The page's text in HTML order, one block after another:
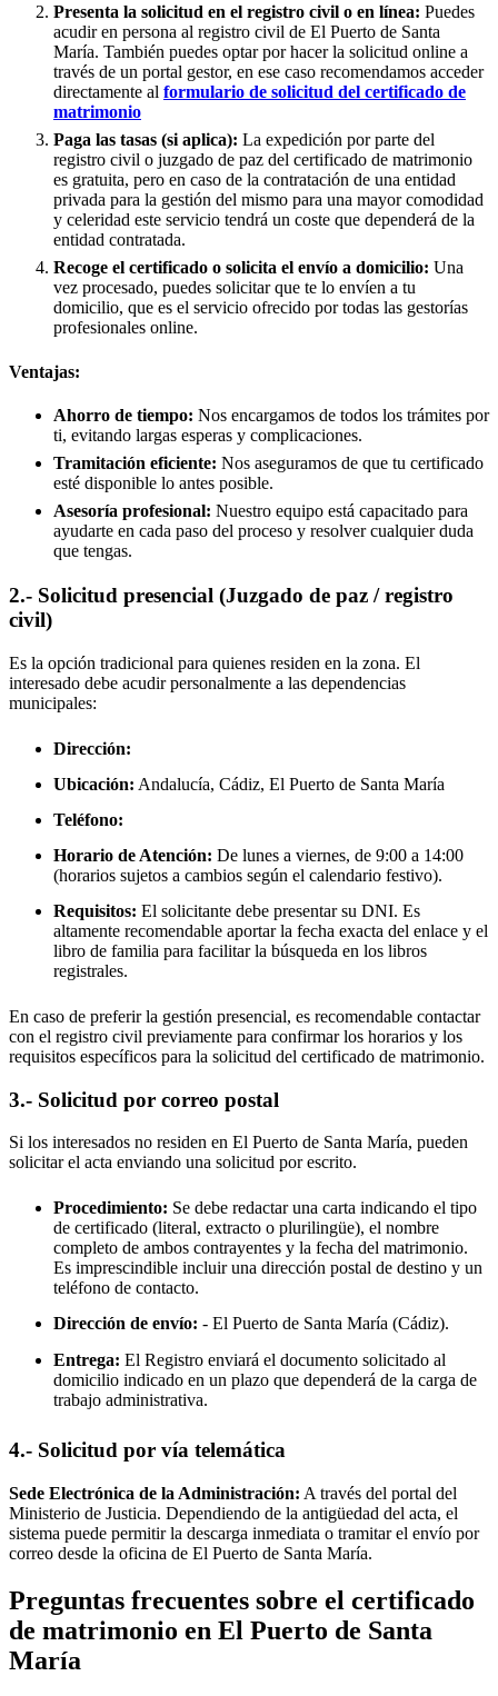
Presenta la solicitud en el registro civil o en línea: Puedes
acudir en persona al registro civil de El Puerto de Santa
María. También puedes optar por hacer la solicitud online a
través de un portal gestor, en ese caso recomendamos acceder
directamente al formulario de solicitud del certificado de
matrimonio
Paga las tasas (si aplica): La expedición por parte del
registro civil o juzgado de paz del certificado de matrimonio
es gratuita, pero en caso de la contratación de una entidad
privada para la gestión del mismo para una mayor comodidad
y celeridad este servicio tendrá un coste que dependerá de la
entidad contratada.
Recoge el certificado o solicita el envío a domicilio: Una
vez procesado, puedes solicitar que te lo envíen a tu
domicilio, que es el servicio ofrecido por todas las gestorías
profesionales online.
Ventajas:
Ahorro de tiempo: Nos encargamos de todos los trámites por
ti, evitando largas esperas y complicaciones.
Tramitación eficiente: Nos aseguramos de que tu certificado
esté disponible lo antes posible.
Asesoría profesional: Nuestro equipo está capacitado para
ayudarte en cada paso del proceso y resolver cualquier duda
que tengas.
2.- Solicitud presencial (Juzgado de paz / registro
civil)
Es la opción tradicional para quienes residen en la zona. El
interesado debe acudir personalmente a las dependencias
municipales:
Dirección:
Ubicación: Andalucía, Cádiz, El Puerto de Santa María
Teléfono:
Horario de Atención: De lunes a viernes, de 9:00 a 14:00
(horarios sujetos a cambios según el calendario festivo).
Requisitos: El solicitante debe presentar su DNI. Es
altamente recomendable aportar la fecha exacta del enlace y el
libro de familia para facilitar la búsqueda en los libros
registrales.
En caso de preferir la gestión presencial, es recomendable contactar
con el registro civil previamente para confirmar los horarios y los
requisitos específicos para la solicitud del certificado de matrimonio.
3.- Solicitud por correo postal
Si los interesados no residen en El Puerto de Santa María, pueden
solicitar el acta enviando una solicitud por escrito.
Procedimiento: Se debe redactar una carta indicando el tipo
de certificado (literal, extracto o plurilingüe), el nombre
completo de ambos contrayentes y la fecha del matrimonio.
Es imprescindible incluir una dirección postal de destino y un
teléfono de contacto.
Dirección de envío: - El Puerto de Santa María (Cádiz).
Entrega: El Registro enviará el documento solicitado al
domicilio indicado en un plazo que dependerá de la carga de
trabajo administrativa.
4.- Solicitud por vía telemática
Sede Electrónica de la Administración: A través del portal del
Ministerio de Justicia. Dependiendo de la antigüedad del acta, el
sistema puede permitir la descarga inmediata o tramitar el envío por
correo desde la oficina de El Puerto de Santa María.
Preguntas frecuentes sobre el certificado
de matrimonio en El Puerto de Santa
María